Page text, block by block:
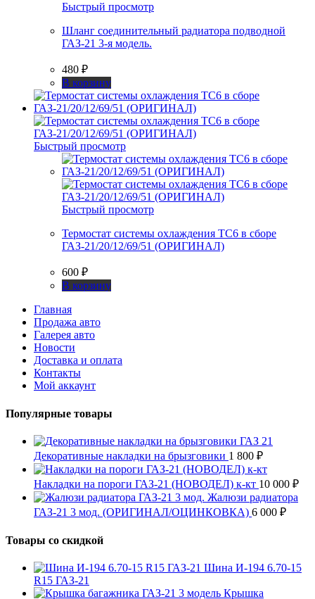
Быстрый просмотр
Шланг соединительный радиатора подводной
ГАЗ-21 3-я модель.
480 ₽
В корзину
Быстрый просмотр
Быстрый просмотр
Термостат системы охлаждения ТС6 в сборе
ГАЗ-21/20/12/69/51 (ОРИГИНАЛ)
600 ₽
В корзину
Главная
Продажа авто
Галерея авто
Новости
Доставка и оплата
Контакты
Мой аккаунт
Популярные товары
Декоративные накладки на брызговики 1 800 ₽
Накладки на пороги ГАЗ-21 (НОВОДЕЛ) к-кт 10 000 ₽
Жалюзи радиатора
ГАЗ-21 3 мод. (ОРИГИНАЛ/ОЦИНКОВКА) 6 000 ₽
Товары со скидкой
Шина И-194 6.70-15
R15 ГАЗ-21
Крышка